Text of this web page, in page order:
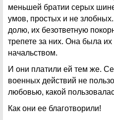
меньшей братии серых
умов, простых и не
долю, их безответную
трепете за них. Она была их
начальством.
И они платили ей тем же.
военных действий не
любовью, какой
Как они ее благотворили!